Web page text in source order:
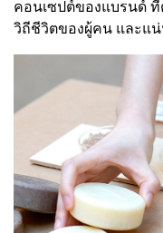
คอนเซปต์ของแบรนด์
วิถีชีวิตของผู้คน และแ